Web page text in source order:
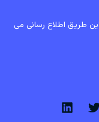
طریق اطلاع رسانی می